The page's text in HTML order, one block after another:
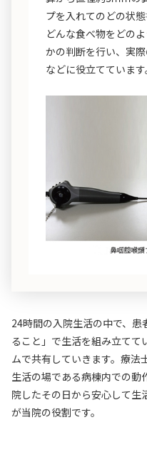
プを入れてのどの状態
どんな食べ物をどの
かの判断を行い、実
などに役立てています
24時間の入院生活の中で、
ること」で生活を組み立てて
ムで共有していきます。療法
生活の場である病棟内での動
院したその日から安心して
が当院の役割です。